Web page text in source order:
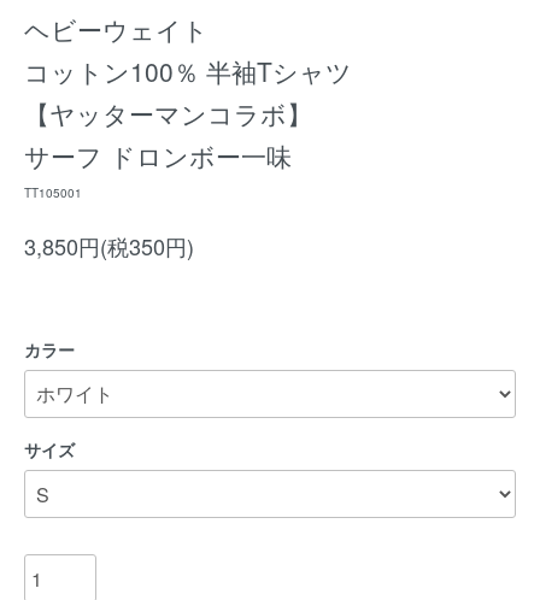
ヘビーウェイト
コットン100％ 半袖Tシャツ
【ヤッターマンコラボ】
サーフ ドロンボー一味
TT105001
3,850円(税350円)
カラー
サイズ